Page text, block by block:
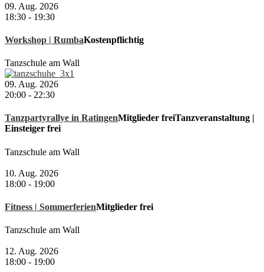
09. Aug. 2026
18:30 - 19:30
Workshop | RumbaKostenpflichtig
Tanzschule am Wall
09. Aug. 2026
20:00 - 22:30
Tanzpartyrallye in RatingenMitglieder freiTanzveranstaltung |
Einsteiger frei
Tanzschule am Wall
10. Aug. 2026
18:00 - 19:00
Fitness | SommerferienMitglieder frei
Tanzschule am Wall
12. Aug. 2026
18:00 - 19:00